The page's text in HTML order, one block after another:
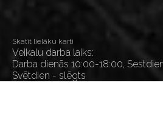
Skatīt lielāku karti
Veikalu darba laiks:
Darba dienās 10:00-18:00,
Svētdien - slēgts